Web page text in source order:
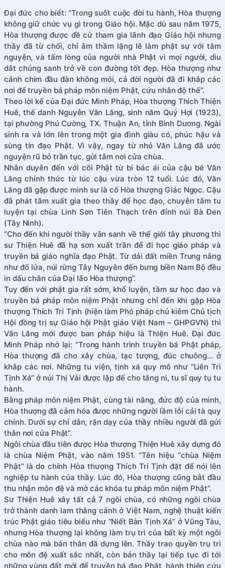
Đại đức cho biết: “Trong suốt cuộc đời tu hành, Hòa thượng
không giữ chức vụ gì trong Giáo hội. Mặc dù sau năm 1975,
Hòa thượng được đề cử tham gia lãnh đạo Giáo hội nhưng
thầy đã từ chối, chỉ âm thầm lặng lẽ làm phật sự với tâm
nguyện, và tấm lòng của người nhà Phật vì mọi người, dìu
dắt chúng sanh trở về con đường tốt đẹp. Hòa thượng như
cánh chim đầu đàn không mỏi, cả đời người đã đi khắp các
nơi để truyền bá pháp môn niệm Phật, cứu nhân độ thế”.
Theo lời kể của Đại đức Minh Pháp, Hòa thượng Thích Thiện
Huê, thế danh Nguyễn Văn Lăng, sinh năm Quý Hợi (1923),
tại phường Phú Cường, TX. Thuận An, tỉnh Bình Dương. Ngài
sinh ra và lớn lên trong một gia đình giàu có, phúc hậu và
sùng tín đạo Phật. Vì vậy, ngay từ nhỏ Văn Lăng đã ước
nguyện rũ bỏ trần tục, gửi tâm nơi cửa chùa.
Nhân duyên đến với cõi Phật từ bi bác ái của cậu bé Văn
Lăng chính thức từ lúc cậu vừa tròn 12 tuổi. Lúc đó, Văn
Lăng đã gặp được minh sư là cố Hòa thượng Giác Ngọc. Cậu
đã phát tâm xuất gia theo thầy để học đạo, chuyên tâm tu
luyện tại chùa Linh Sơn Tiên Thạch trên đỉnh núi Bà Đen
(Tây Ninh).
“Cho đến khi người thầy vãn sanh về thế giới tây phương thì
sư Thiện Huê đã hạ sơn xuất trần để đi học giáo pháp và
truyền bá giáo nghĩa đạo Phật. Từ dải đất miền Trung nắng
như đổ lửa, núi rừng Tây Nguyên đến bưng biền Nam Bộ đều
in dấu chân của Đại lão Hòa thượng”.
Tuy đến với phật gia rất sớm, khổ luyện, tầm sư học đạo và
truyền bá pháp môn niệm Phật nhưng chỉ đến khi gặp Hòa
thượng Thích Trí Tịnh (hiện làm Phó pháp chủ kiêm Chủ tịch
Hội đồng trị sự Giáo hội Phật giáo Việt Nam – GHPGVN) thì
Văn Lăng mới được ban pháp hiệu là Thiện Huê. Đại đức
Minh Pháp nhớ lại: “Trong hành trình truyền bá Phật pháp,
Hòa thượng đã cho xây chùa, tạc tượng, đúc chuông… ở
khắp các nơi. Những tu viện, tịnh xá quy mô như “Liên Trì
Tịnh Xá” ở núi Thị Vải được lập để cho tăng ni, tu sĩ quy tụ tu
hành.
Bằng pháp môn niệm Phật, cùng tài năng, đức độ của mình,
Hòa thượng đã cảm hóa được những người lầm lỗi cải tà quy
chính. Dưới sự chỉ dẫn, rặn dạy của thầy nhiều người đã gửi
thân nơi cửa Phật”.
Ngôi chùa đầu tiên được Hòa thượng Thiện Huê xây dựng đó
là chùa Niệm Phật, vào năm 1951. “Tên hiệu “chùa Niệm
Phật” là do chính Hòa thượng Thích Trí Tịnh đặt để nói lên
nghiệp tu hành của thầy. Lúc đó, Hòa thượng cũng bắt đầu
thu nhận môn đệ và mở các khóa tu pháp môn niệm Phật”.
Sư Thiện Huê xây tất cả 7 ngôi chùa, có những ngôi chùa
trở thành danh lam thắng cảnh ở Việt Nam, nghệ thuật kiến
trúc Phật giáo tiêu biểu như “Niết Bàn Tịnh Xá” ở Vũng Tàu,
nhưng Hòa thượng lại không làm trụ trì của bất kỳ một ngôi
chùa nào mà bản thân đã dựng lên. Thầy trao quyền trụ trì
cho môn đệ xuất sắc nhất, còn bản thầy lại tiếp tục đi tới
những vùng đất mới để truyền bá đạo Phật, hành thiện cứu